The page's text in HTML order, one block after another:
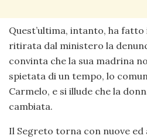
Quest’ultima, intanto, ha fatto
ritirata dal ministero la
convinta che la sua madrina
spietata di un tempo, lo
Carmelo, e si illude che la
cambiata.
Il Segreto torna con nuove ed